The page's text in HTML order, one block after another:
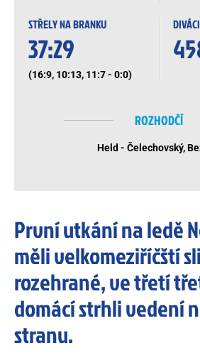
STŘELY NA BRANKU
37:29
(16:9, 10:13, 11:7 - 0:0)
DIVÁCI
ROZHODČÍ
Held - Čelechovský,
První utkání na ledě
měli velkomeziříčští
rozehrané, ve třetí
domácí strhli vedení
stranu.